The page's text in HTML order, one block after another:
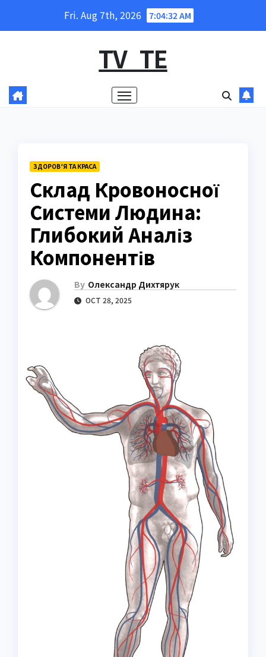
Fri. Aug 7th, 2026 7:04:33 AM
TV_TE
ЗДОРОВ’Я ТА КРАСА
Склад Кровоносної
Системи Людина:
Глибокий Аналіз
Компонентів
By Олександр Дихтярук
OCT 28, 2025